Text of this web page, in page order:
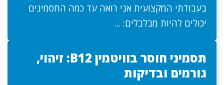
בעבודתי המקצועית אני רואה עד כמה התסמינים
יכולים להיות מבלבלים: ...
תסמיני חוסר בוויטמין B12: זיהוי,
גורמים ובדיקות